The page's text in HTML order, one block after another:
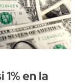
en la